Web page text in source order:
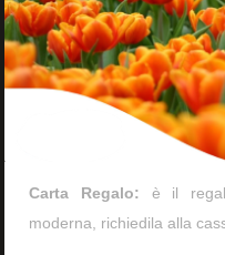
Carta Regalo: è il
moderna, richiedila alla